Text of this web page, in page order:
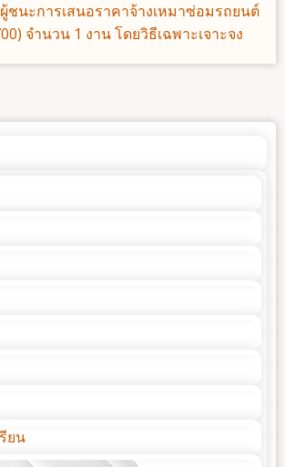
ชนะการเสนอราคาจ้างเหมาซ่อมรถยนต์
จำนวน 1 งาน โดยวิธีเฉพาะเจาะจง